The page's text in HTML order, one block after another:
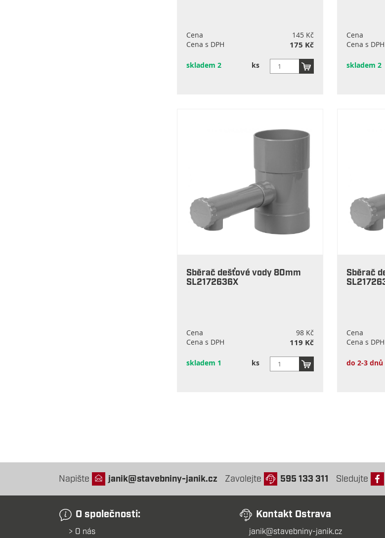
Cena
145 Kč
Cena s DPH
175 Kč
skladem 2 ks
Cena
Cena s DPH
skladem 2
Sběrač dešťové vody 80mm
SL2172636X
Cena
98 Kč
Cena s DPH
119 Kč
skladem 1 ks
Sběrač
Cena
Cena s DPH
do 2-3 dnů
Napište janik@stavebniny-janik.cz Zavolejte 595 133 311 Sledujte
O společnosti:
O nás
Kontakt Ostrava
janik@stavebniny-janik.cz